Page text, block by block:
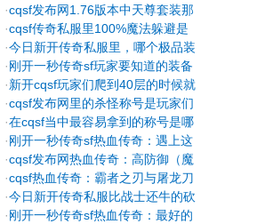
还要挖一下装备
·cqsf发布网1.76版本中天尊套装那
么稀有
·cqsf传奇私服里100%魔法躲避是
战士的追求
·今日新开传奇私服里，哪个极品装
备你最喜欢
·刚开一秒传奇sf玩家要知道的装备
隐藏属性
·新开cqsf玩家们爬到40层的时候就
可以获得爬塔称号了
·cqsf发布网里的杀怪称号是玩家们
最想要拥有的
·在cqsf当中最容易拿到的称号是哪
一个？
·刚开一秒传奇sf热血传奇：遇上这
些罕见事真是幸运儿
·cqsf发布网热血传奇：高防御（魔
御）+高攻，运九套战士的王者搭配
·cqsf热血传奇：霸者之刃与屠龙刀
的差别
·今日新开传奇私服比战士还牛的砍
道穿搭，这身装备真不得了
·刚开一秒传奇sf热血传奇：最好的